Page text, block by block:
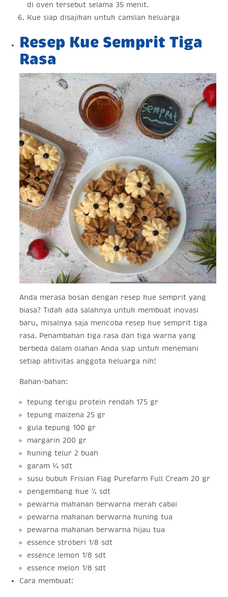
di oven tersebut selama 35 menit.
Kue siap disajikan untuk camilan keluarga
Resep Kue Semprit Tiga
Rasa
Anda merasa bosan dengan resep kue semprit yang
biasa? Tidak ada salahnya untuk membuat inovasi
baru, misalnya saja mencoba resep kue semprit tiga
rasa. Penambahan tiga rasa dan tiga warna yang
berbeda dalam olahan Anda siap untuk menemani
setiap aktivitas anggota keluarga nih!
Bahan-bahan:
tepung terigu protein rendah 175 gr
tepung maizena 25 gr
gula tepung 100 gr
margarin 200 gr
kuning telur 2 buah
garam ¼ sdt
susu bubuk Frisian Flag Purefarm Full Cream 20 gr
pengembang kue ½ sdt
pewarna makanan berwarna merah cabai
pewarna makanan berwarna kuning tua
pewarna makanan berwarna hijau tua
essence stroberi 1/8 sdt
essence lemon 1/8 sdt
essence melon 1/8 sdt
Cara membuat: